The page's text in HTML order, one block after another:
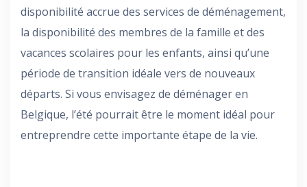
disponibilité accrue des services de déménagement,
la disponibilité des membres de la famille et des
vacances scolaires pour les enfants, ainsi qu’une
période de transition idéale vers de nouveaux
départs. Si vous envisagez de déménager en
Belgique, l’été pourrait être le moment idéal pour
entreprendre cette importante étape de la vie.